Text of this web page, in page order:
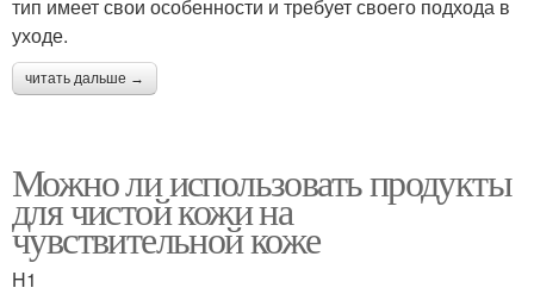
тип имеет свои особенности и требует своего подхода в
уходе.
читать дальше →
Можно ли использовать продукты
для чистой кожи на
чувствительной коже
H1